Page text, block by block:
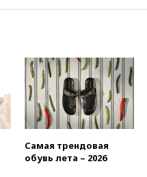
Самая трендовая
обувь лета – 2026